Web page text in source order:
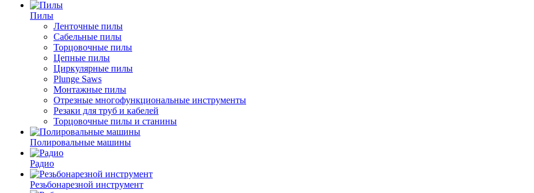
Пилы
Ленточные пилы
Сабельные пилы
Торцовочные пилы
Цепные пилы
Циркулярные пилы
Plunge Saws
Монтажные пилы
Отрезные многофункциональные инструменты
Резаки для труб и кабелей
Торцовочные пилы и станины
Полировальные машины
Радио
Резьбонарезной инструмент